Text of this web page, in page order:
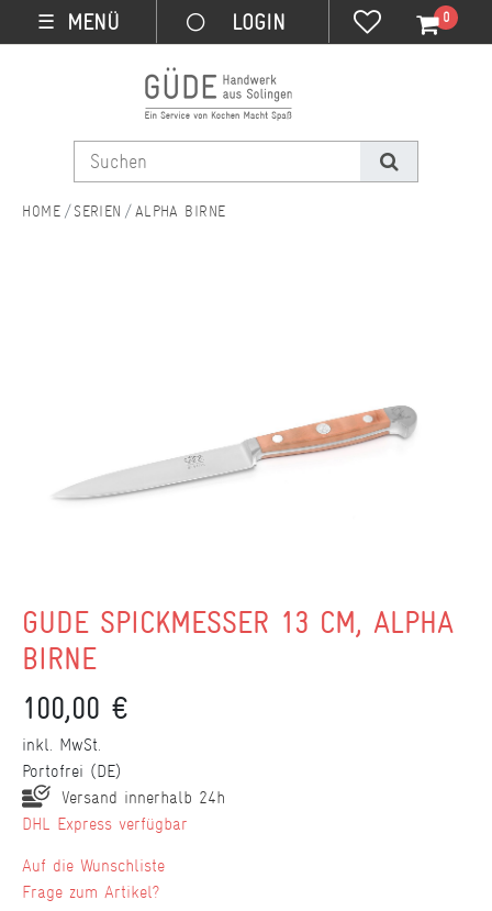
☰ MENÜ 0
SERIEN ALPHA BIRNE
GÜDE SPICKMESSER 13 CM, ALPHA
BIRNE
100,00 €
inkl. MwSt.
Portofrei (DE)
Versand innerhalb 24h
DHL Express verfügbar
Wunschliste
Frage zum Artikel?